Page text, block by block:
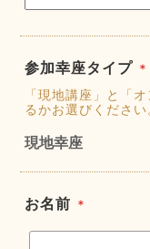
参加幸座タイプ ＊
「現地講座」と「
るかお選びください
現地幸座
お名前 ＊